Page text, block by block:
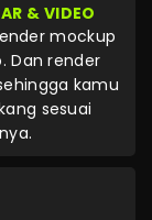
& VIDEO
mockup
Dan render
kamu
sesuai